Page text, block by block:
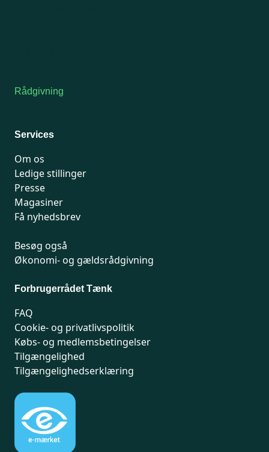
Rådgivning
Services
Om os
Ledige stillinger
Presse
Magasiner
Få nyhedsbrev
Besøg også
Økonomi- og gældsrådgivning
Forbrugerrådet Tænk
FAQ
Cookie- og privatlivspolitik
Købs- og medlemsbetingelser
Tilgængelighed
Tilgængelighedserklæring